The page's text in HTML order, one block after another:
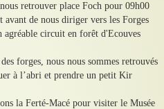
retrouver place Foch pour 09h00
avant de nous diriger vers les Forges
agréable circuit en forêt d'Ecouves
forges, nous nous sommes retrouvés
à l’abri et prendre un petit Kir
la Ferté-Macé pour visiter le Musée